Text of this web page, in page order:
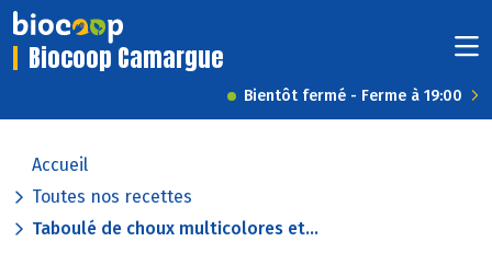
Biocoop Camargue
Bientôt fermé - Ferme à 19:00
Accueil
Toutes nos recettes
Taboulé de choux multicolores et...